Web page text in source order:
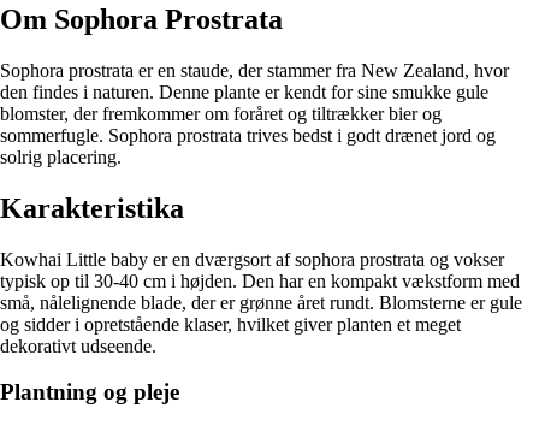
Om Sophora Prostrata
Sophora prostrata er en staude, der stammer fra New Zealand, hvor
den findes i naturen. Denne plante er kendt for sine smukke gule
blomster, der fremkommer om foråret og tiltrækker bier og
sommerfugle. Sophora prostrata trives bedst i godt drænet jord og
solrig placering.
Karakteristika
Kowhai Little baby er en dværgsort af sophora prostrata og vokser
typisk op til 30-40 cm i højden. Den har en kompakt vækstform med
små, nålelignende blade, der er grønne året rundt. Blomsterne er gule
og sidder i opretstående klaser, hvilket giver planten et meget
dekorativt udseende.
Plantning og pleje